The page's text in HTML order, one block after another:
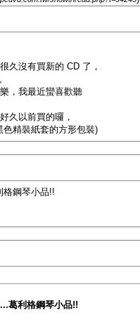
久沒有買新的 CD 了，
，我最近蠻喜歡聽
久以前買的囉，
精裝紙套的方形包裝)
格鋼琴小品!!
葛利格鋼琴小品!!